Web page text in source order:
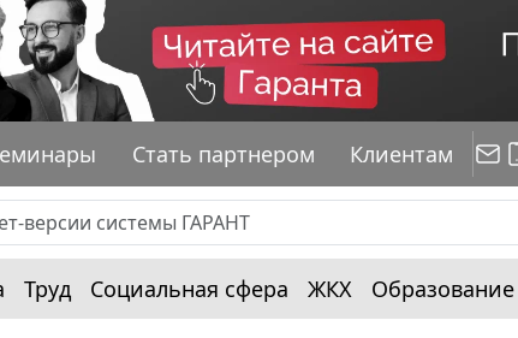
Стать партнером Клиентам
Труд Социальная сфера ЖКХ Образование